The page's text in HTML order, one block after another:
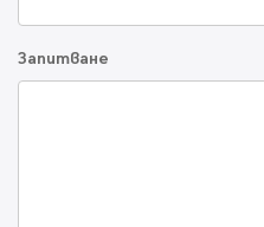
Запитване